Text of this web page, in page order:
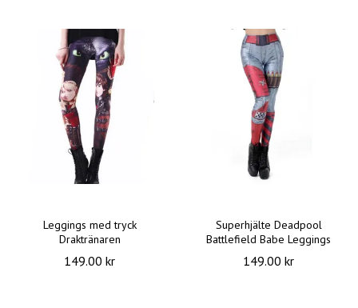
Leggings med tryck
Draktränaren
149.00 kr
Superhjälte Deadpool
Battlefield Babe Leggings
149.00 kr